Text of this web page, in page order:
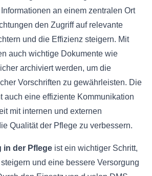
an einem zentralen Ort
den Zugriff auf relevante
und die Effizienz steigern. Mit
auch wichtige Dokumente wie
archiviert werden, um die
Vorschriften zu gewährleisten. Die
auch eine effiziente Kommunikation
mit internen und externen
Qualität der Pflege zu verbessern.
in der Pflege ist ein wichtiger Schritt,
und eine bessere Versorgung